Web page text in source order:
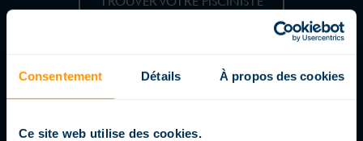
Consentement Détails À propos des cookies
Ce site web utilise des cookies.
REJOIGNEZ UN RÉSEAU DYNAMIQUE